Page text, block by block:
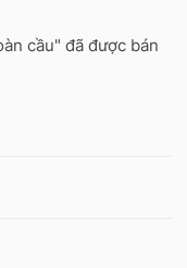
cầu" đã được bán